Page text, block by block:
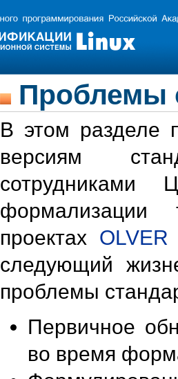
Проблемы
В этом разделе
версиям
формализации
проектах OLVER
следующий
проблемы
Первичное
во время